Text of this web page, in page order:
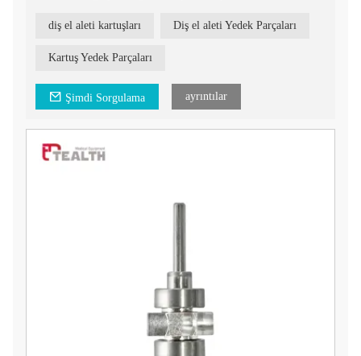
1:1 harici irigasyon angldruvası için kartuş
diş el aleti kartuşları Diş el aleti Yedek Parçaları
Kartuş Yedek Parçaları
Şimdi Sorgulama ayrıntılar